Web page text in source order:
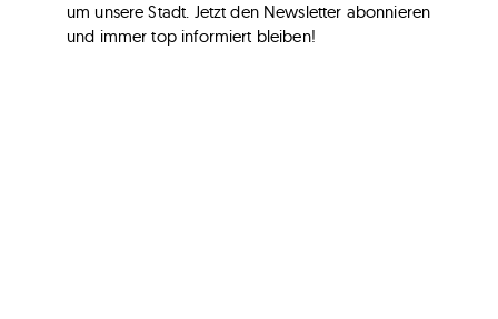
um unsere Stadt. Jetzt den Newsletter abonnieren
und immer top informiert bleiben!